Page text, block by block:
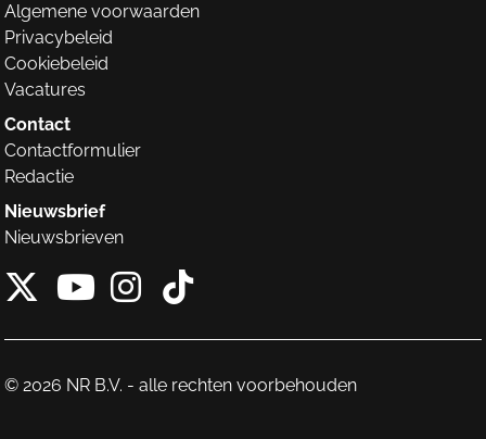
Algemene voorwaarden
Privacybeleid
Cookiebeleid
Vacatures
Contact
Contactformulier
Redactie
Nieuwsbrief
Nieuwsbrieven
X van NieuwRechts
Instagram van
Tiktok van
© 2026 NR B.V. - alle rechten voorbehouden